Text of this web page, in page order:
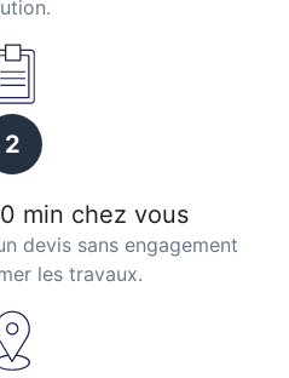
2
min chez vous
devis sans engagement
les travaux.